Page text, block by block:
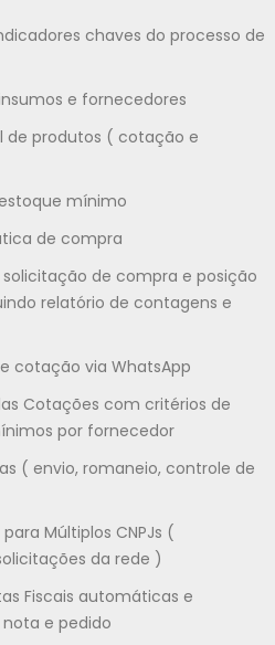
chaves do processo de
e fornecedores
de produtos ( cotação e
mínimo
de compra
de compra e posição
relatório de contagens e
cotação via WhatsApp
Cotações com critérios de
por fornecedor
( envio, romaneio, controle de
Múltiplos CNPJs (
da rede )
Fiscais automáticas e
e pedido